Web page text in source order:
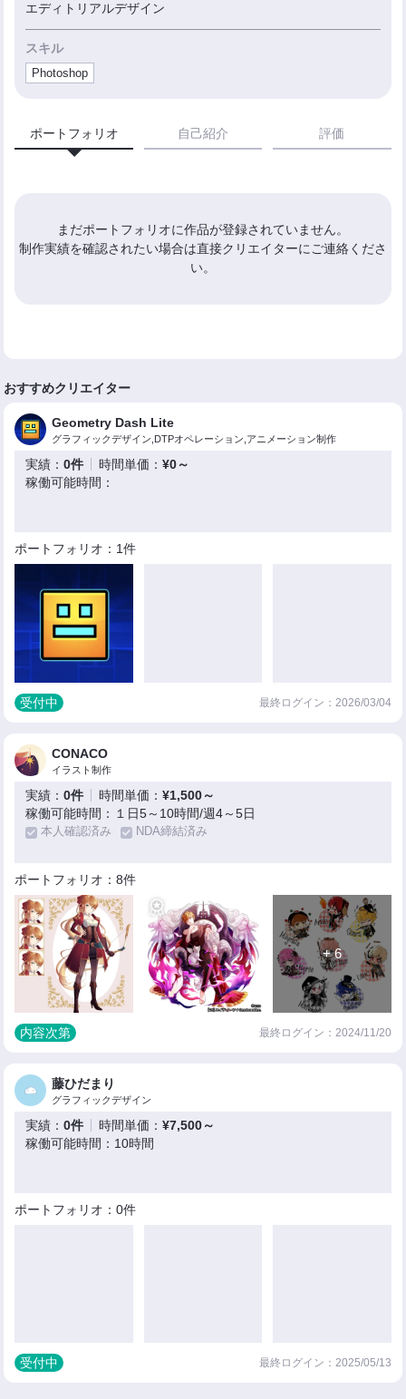
エディトリアルデザイン
スキル
Photoshop
ポートフォリオ 自己紹介 評価
まだポートフォリオに作品が登録されていません。
制作実績を確認されたい場合は直接クリエイターにご連絡くださ
い。
おすすめクリエイター
Geometry Dash Lite
グラフィックデザイン,DTPオペレーション,アニメーション制作
実績：0件 時間単価：¥0～
稼働可能時間：
ポートフォリオ：1件
受付中 最終ログイン：2026/03/04
CONACO
イラスト制作
実績：0件 時間単価：¥1,500～
稼働可能時間：１日5～10時間/週4～5日
本人確認済み NDA締結済み
ポートフォリオ：8件
+ 6
内容次第 最終ログイン：2024/11/20
藤ひだまり
グラフィックデザイン
実績：0件 時間単価：¥7,500～
稼働可能時間：10時間
ポートフォリオ：0件
受付中 最終ログイン：2025/05/13